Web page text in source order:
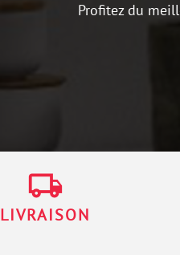
Profitez du
local_shipping
LIVRAISON